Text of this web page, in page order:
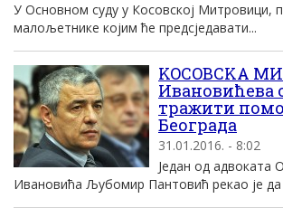
У Основном суду у Косовској Митровици,
малољетнике којим ће предсједавати...
KOСOВСKA
Ивановићева
тражити
Београда
31.01.2016. - 8:02
Jедан од адвоката
Ивановића Љубомир Пантовић рекао jе